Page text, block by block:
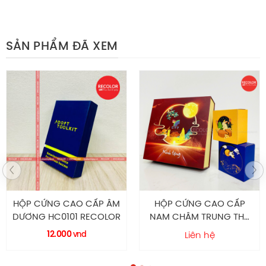
nâng cao giá trị có thể làm quà tặng
Liên hệ RECOLOR đặt hộp rượu âm dương ngay!
Chính sách hậu mãi
Tự hào là nhà máy chuyên sản xuất – thiết kế in ấn bao
bì giấy với diện tích 2000m2 cùng nhiều năm kinh
nghiệm, nhà máy đầu tư dây chuyền trang thiết bị hiện
đại, đội ngũ 50 nhân sự chuyên nghiệp, tay nghề cao và
nhiệt huyết. RECOLOR đảm bảo luôn cung cấp cho
khách hàng các mẫu sản phẩm túi giấy, hộp giấy mềm,
hộp cứng cao cấp, hộp carton sóng…chất lượng bật
nhận được nhiều ưu đãi bao gồm:
SẢN PHẨM ĐÃ XEM
HỘP CỨNG CAO CẤP
NAM CHÂM TRUNG THU
HC0210 RECOLOR
Liên hệ
TÚI GIẤY CÓ QUAI TG0201
RECOLOR
Liên hệ